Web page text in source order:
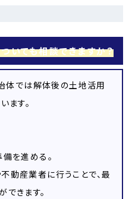
いても相談できますか？
体では解体後の土地活用
ます。
を進める。
動産業者に行うことで、最
きます。